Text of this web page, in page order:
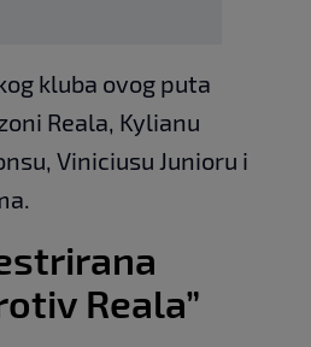
kluba ovog puta
Reala, Kylianu
Viniciusu Junioru i
Reala”